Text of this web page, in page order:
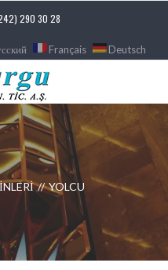
290 30 28
Français Deutsch
YOLCU